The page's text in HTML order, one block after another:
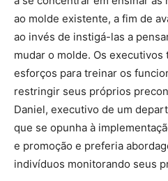
ao molde existente, a fim de
ao invés de instigá-las a
mudar o molde. Os executivos
esforços para treinar os
restringir seus próprios
Daniel, executivo de um
que se opunha à
e promoção e preferia
indivíduos monitorando seus